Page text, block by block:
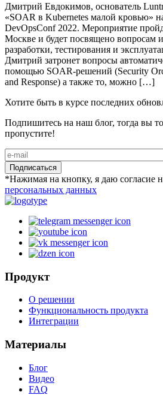
Дмитрий Евдокимов, основатель
«SOAR в Kubernetes малой кровью»
DevOpsConf 2022. Мероприятие
Москве и будет посвящено вопросам
разработки, тестирования и
Дмитрий затронет вопросы
помощью SOAR-решений (Security
and Response) а также то, можно […]
Хотите быть в курсе последних
Подпишитесь на наш блог, тогда вы
пропустите!
Подписаться
*Нажимая на кнопку, я даю согласие
персональных данных
Продукт
О решении
Функциональность продукта
Интеграции
Материалы
Блог
Видео
FAQ